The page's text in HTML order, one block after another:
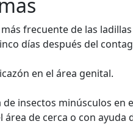
frecuente de las
días después del
en el área genital.
de insectos minúsculos en
área de cerca o con ayuda